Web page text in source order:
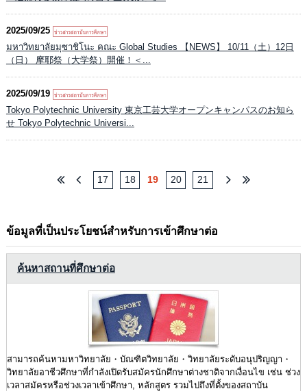
2025/09/25
มหาวิทยาลัยมุซาชิโนะ คณะ Global Studies 【NEWS】 10/11（土）12日
（日） 摩耶祭（大学祭）開催！＜...
2025/09/19
Tokyo Polytechnic University 東京工芸大学オープンキャンパスのお知ら
せ Tokyo Polytechnic Universi...
17 18 19 20 21
ข้อมูลที่เป็นประโยชน์สำหรับการเข้าศึกษาต่อ
ค้นหาสถานที่ศึกษาต่อ
สามารถค้นหามหาวิทยาลัย・บัณฑิตวิทยาลัย・วิทยาลัยระดับอนุปริญญา・
วิทยาลัยอาชีวศึกษาที่กำลังเปิดรับสมัครนักศึกษาต่างชาติจากเงื่อนไข เช่น ช่วง
เวลาสมัครหรือช่วงเวลาเข้าศึกษา, หลักสูตร รวมไปถึงที่ตั้งของสถาบัน